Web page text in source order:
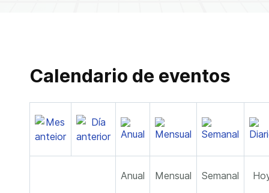
Calendario de eventos
Anual Mensual Semanal